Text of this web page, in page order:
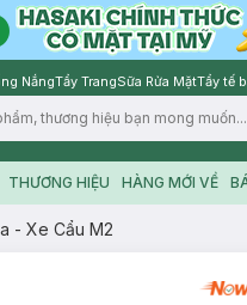
NắngTẩy TrangSữa Rửa MặtTẩy tế
THƯƠNG HIỆU HÀNG MỚI VỀ
- Xe Cẩu M2